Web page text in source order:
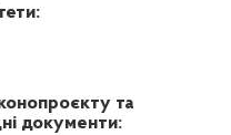
та
документи: